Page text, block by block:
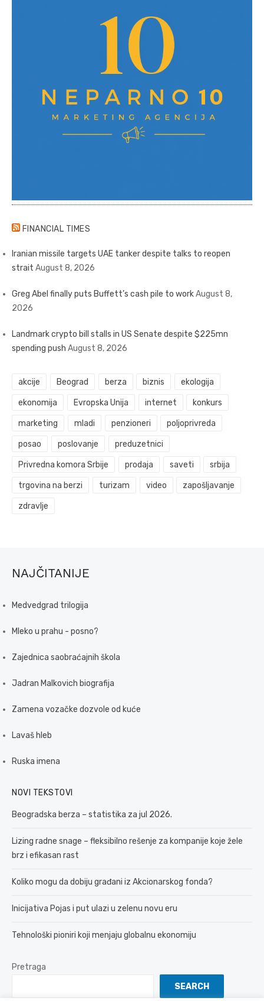
FINANCIAL TIMES
Iranian missile targets UAE tanker despite talks to reopen
strait August 8, 2026
Greg Abel finally puts Buffett’s cash pile to workAugust 8,
2026
Landmark crypto bill stalls in US Senate despite $225mn
spending push August 8, 2026
akcije Beograd berza biznis ekologija
ekonomija Evropska Unija internet konkurs
marketing mladi penzioneri poljoprivreda
posao poslovanje preduzetnici
Privredna komora Srbije prodaja saveti srbija
trgovina na berzi turizam video zapošljavanje
zdravlje
NAJČITANIJE
Medvedgrad trilogija
Mleko u prahu - posno?
Zajednica saobraćajnih škola
Jadran Malkovich biografija
Zamena vozačke dozvole od kuće
Lavaš hleb
Ruska imena
NOVI TEKSTOVI
Beogradska berza – statistika za jul 2026.
Lizing radne snage – fleksibilno rešenje za kompanije koje žele
brz i efikasan rast
Koliko mogu da dobiju građani iz Akcionarskog fonda?
Inicijativa Pojas i put ulazi u zelenu novu eru
Tehnološki pioniri koji menjaju globalnu ekonomiju
Pretraga
SEARCH